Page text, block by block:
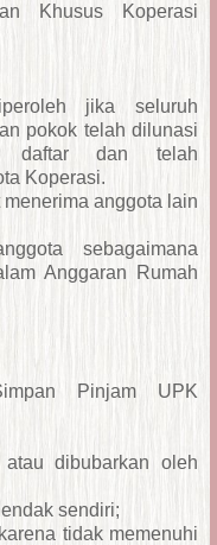
Khusus Koperasi
jika seluruh
pokok telah dilunasi
daftar dan telah
Koperasi.
anggota lain
sebagaimana
Anggaran Rumah
Pinjam UPK
dibubarkan oleh
sendiri;
tidak memenuhi